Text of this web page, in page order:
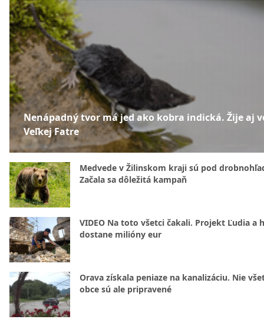
Nenápadný tvor má jed ako kobra indická. Žije aj
Veľkej Fatre
Medvede v Žilinskom kraji sú pod
Začala sa dôležitá kampaň
VIDEO Na toto všetci čakali. Projekt Ľudia a
dostane milióny eur
Orava získala peniaze na kanalizáciu. Nie
obce sú ale pripravené